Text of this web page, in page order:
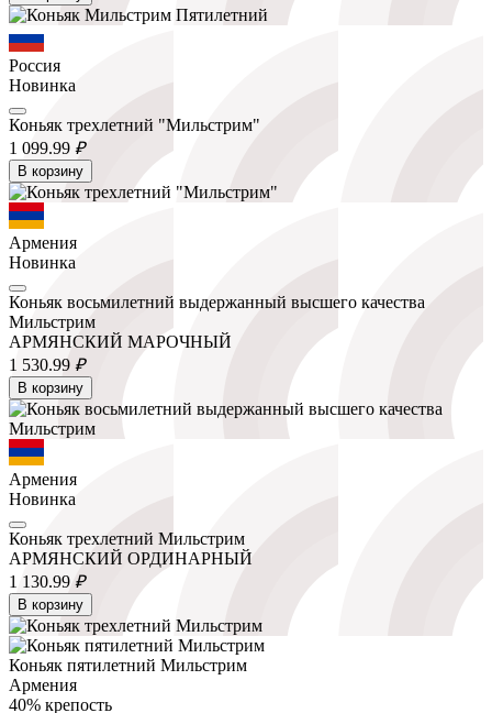
Россия
Новинка
Коньяк трехлетний "Мильстрим"
1 099.99 ₽
В корзину
Армения
Новинка
Коньяк восьмилетний выдержанный высшего качества
Мильстрим
АРМЯНСКИЙ МАРОЧНЫЙ
1 530.99 ₽
В корзину
Армения
Новинка
Коньяк трехлетний Мильстрим
АРМЯНСКИЙ ОРДИНАРНЫЙ
1 130.99 ₽
В корзину
Коньяк пятилетний Мильстрим
Армения
40% крепость